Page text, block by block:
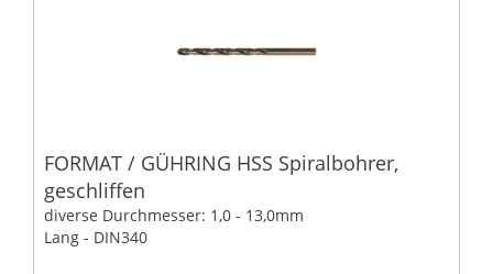
FORMAT / GÜHRING HSS Spiralbohrer,
geschliffen
diverse Durchmesser: 1,0 - 13,0mm
Lang - DIN340